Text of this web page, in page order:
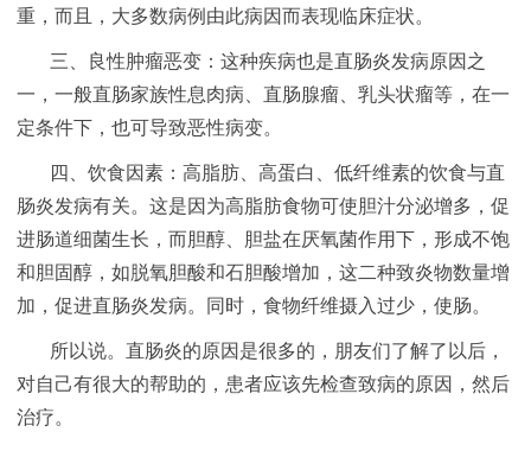
重，而且，大多数病例由此病因而表现临床症状。
三、良性肿瘤恶变：这种疾病也是直肠炎发病原因之
一，一般直肠家族性息肉病、直肠腺瘤、乳头状瘤等，在一
定条件下，也可导致恶性病变。
四、饮食因素：高脂肪、高蛋白、低纤维素的饮食与直
肠炎发病有关。这是因为高脂肪食物可使胆汁分泌增多，促
进肠道细菌生长，而胆醇、胆盐在厌氧菌作用下，形成不饱
和胆固醇，如脱氧胆酸和石胆酸增加，这二种致炎物数量增
加，促进直肠炎发病。同时，食物纤维摄入过少，使肠。
所以说。直肠炎的原因是很多的，朋友们了解了以后，
对自己有很大的帮助的，患者应该先检查致病的原因，然后
治疗。